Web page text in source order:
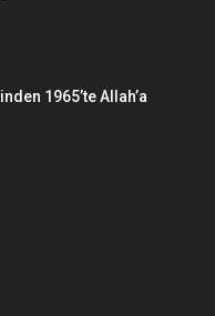
1965’te Allah’a